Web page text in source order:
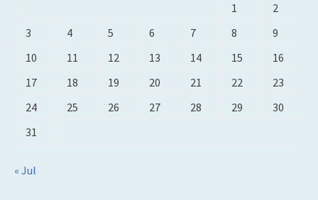
1
2
3
4 5 6 7 8
9
10
11 12 13 14 15
16
17
18 19 20 21 22
23
24
25 26 27 28 29
30
31
« Jul